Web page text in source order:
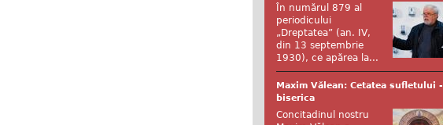
În numărul 879 al
periodicului
„Dreptatea” (an. IV,
din 13 septembrie
1930), ce apărea la...
Maxim Vălean: Cetatea sufletului -
biserica
Concitadinul nostru